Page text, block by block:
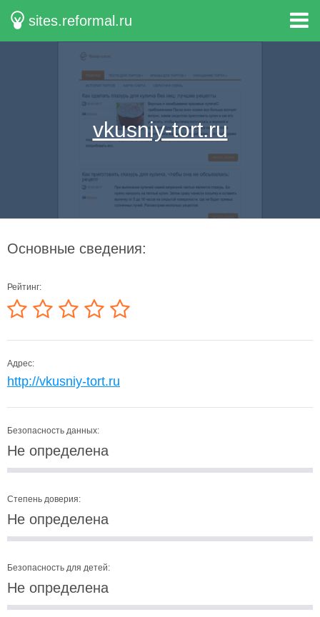
sites.reformal.ru
vkusniy-tort.ru
Основные сведения:
Рейтинг:
Адрес:
http://vkusniy-tort.ru
Безопасность данных:
Не определена
Степень доверия:
Не определена
Безопасность для детей:
Не определена